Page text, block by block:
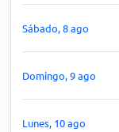
Sábado, 8 ago
Domingo, 9 ago
Lunes, 10 ago